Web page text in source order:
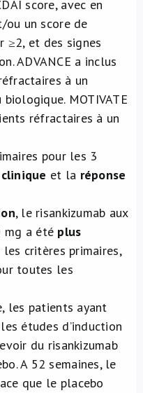
score, avec en
ou un score de
≥2, et des signes
ADVANCE a inclus
à un
MOTIVATE
réfractaires à un
pour les 3
et la réponse
, le risankizumab aux
mg a été plus
les critères primaires,
toutes les
les patients ayant
études d’induction
du risankizumab
A 52 semaines, le
que le placebo